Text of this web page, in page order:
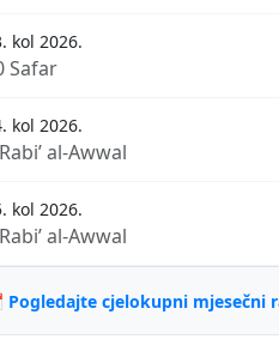
kol 2026.
Safar
kol 2026.
al-Awwal
kol 2026.
al-Awwal
Pogledajte cjelokupni mjesečni